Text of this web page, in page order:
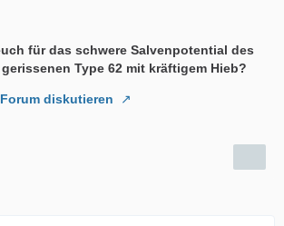
für das schwere Salvenpotential des
Type 62 mit kräftigem Hieb?
diskutieren